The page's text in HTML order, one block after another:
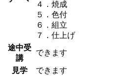
４．焼成
５．色付
６．組立
７．仕上げ
途中受
講
できます
見学
できます